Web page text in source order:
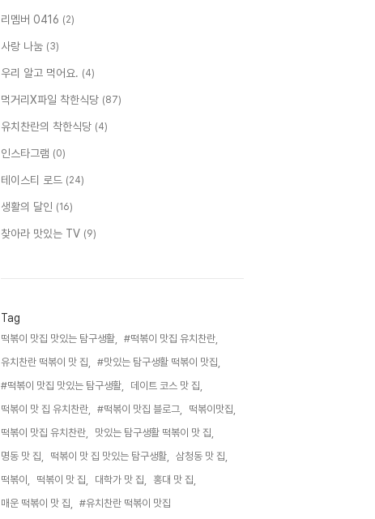
리멤버 0416 (2)
사랑 나눔 (3)
우리 알고 먹어요. (4)
먹거리X파일 착한식당 (87)
유치찬란의 착한식당 (4)
인스타그램 (0)
테이스티 로드 (24)
생활의 달인 (16)
찾아라 맛있는 TV (9)
Tag
떡볶이 맛집 맛있는 탐구생활,
#떡볶이 맛집 유치찬란,
유치찬란 떡볶이 맛 집,
#맛있는 탐구생활 떡볶이 맛집,
#떡볶이 맛집 맛있는 탐구생활,
데이트 코스 맛 집,
떡볶이 맛 집 유치찬란,
#떡볶이 맛집 블로그,
떡볶이맛집,
떡볶이 맛집 유치찬란,
맛있는 탐구생활 떡볶이 맛 집,
명동 맛 집,
떡볶이 맛 집 맛있는 탐구생활,
삼청동 맛 집,
떡볶이,
떡볶이 맛 집, 대학가 맛 집,
홍대 맛 집,
매운 떡볶이 맛 집,
#유치찬란 떡볶이 맛집,